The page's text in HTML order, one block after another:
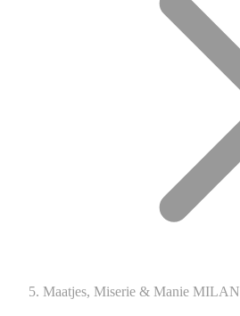
Maatjes, Miserie & Manie MILAN